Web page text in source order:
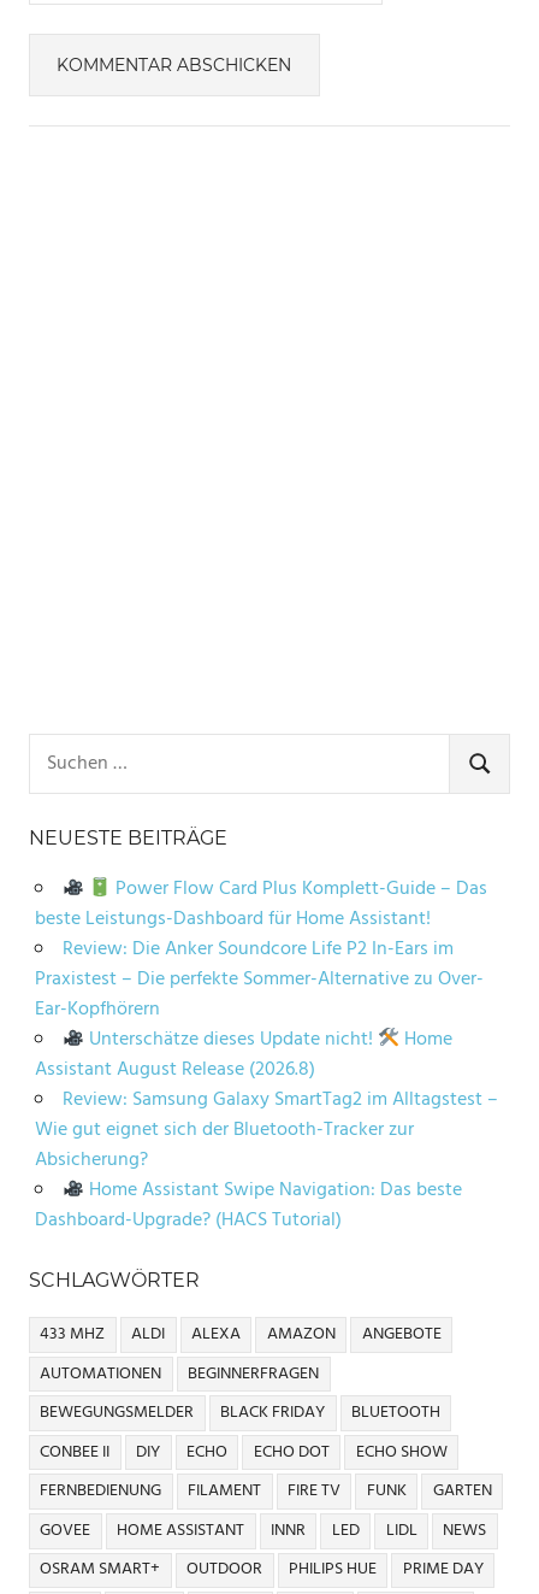
nach:
SUCHEN
NEUESTE BEITRÄGE
Power Flow Card Plus Komplett-Guide – Das
beste Leistungs-Dashboard für Home Assistant!
Review: Die Anker Soundcore Life P2 In-Ears im
Praxistest – Die perfekte Sommer-Alternative zu Over-
Ear-Kopfhörern
Unterschätze dieses Update nicht!
Home
Assistant August Release (2026.8)
Review: Samsung Galaxy SmartTag2 im Alltagstest –
Wie gut eignet sich der Bluetooth-Tracker zur
Absicherung?
Home Assistant Swipe Navigation: Das beste
Dashboard-Upgrade? (HACS Tutorial)
SCHLAGWÖRTER
433 MHZ ALDI ALEXA AMAZON
ANGEBOTE
AUTOMATIONEN
BEGINNERFRAGEN
BEWEGUNGSMELDER
BLACK FRIDAY
BLUETOOTH
CONBEE II
DIY ECHO ECHO DOT
ECHO SHOW
FERNBEDIENUNG
FILAMENT FIRE TV FUNK
GARTEN
GOVEE
HOME ASSISTANT INNR LED LIDL
NEWS
OSRAM SMART+
OUTDOOR PHILIPS HUE
PRIME DAY